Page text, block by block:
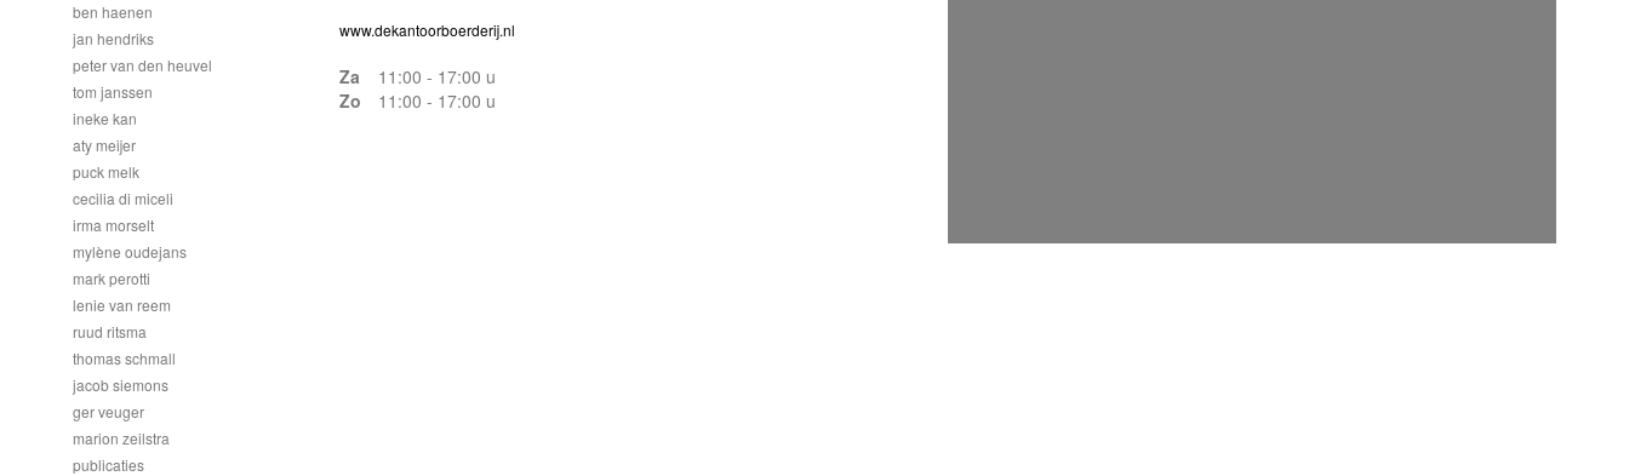
www.dekantoorboerderij.nl
Za
11:00 - 17:00 u
Zo
11:00 - 17:00 u
ben haenen
jan hendriks
peter van den heuvel
tom janssen
ineke kan
aty meijer
puck melk
cecilia di miceli
irma morselt
mylène oudejans
mark perotti
lenie van reem
ruud ritsma
thomas schmall
jacob siemons
ger veuger
marion zeilstra
publicaties